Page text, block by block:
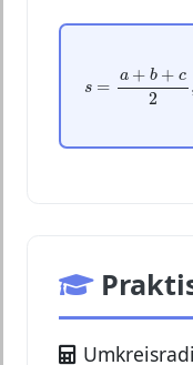
s =
a + b + c
2
s =a